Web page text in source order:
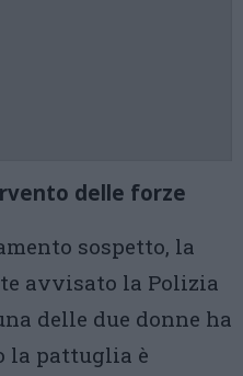
delle forze
sospetto, la
avvisato la Polizia
delle due donne ha
la pattuglia è